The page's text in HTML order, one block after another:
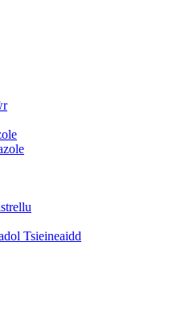
Tsieineaidd